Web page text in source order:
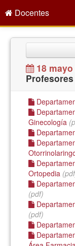
Docentes
Empleo Público
Gestión PDI
Formación y
Seprus
Acción Social
Directorio
18 mayo
Ginecología
Ortopedia
(pdf)
(pdf)